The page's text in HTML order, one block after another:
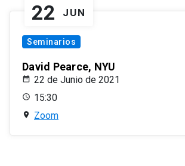
22 JUN
Seminarios
David Pearce, NYU
22 de Junio de 2021
15:30
Zoom